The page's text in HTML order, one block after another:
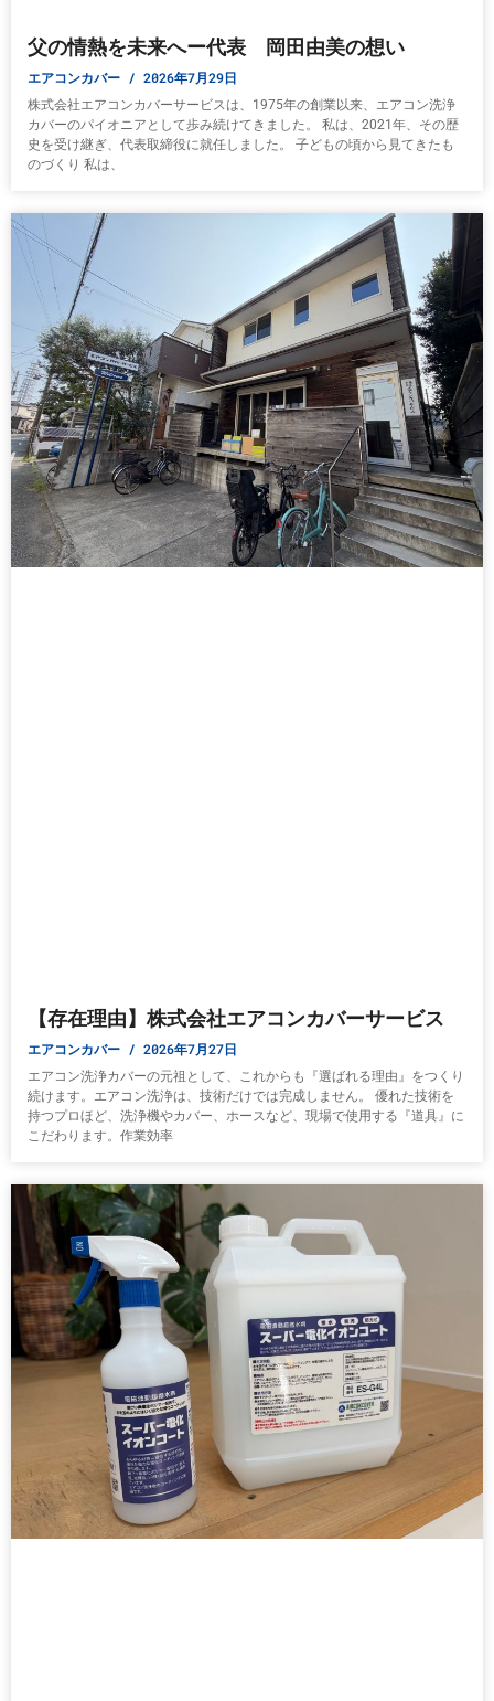
父の情熱を未来へー代表 岡田由美の想い
エアコンカバー 2026年7月29日
株式会社エアコンカバーサービスは、1975年の創業以来、エアコン洗浄
カバーのパイオニアとして歩み続けてきました。 私は、2021年、その歴
史を受け継ぎ、代表取締役に就任しました。 子どもの頃から見てきたも
のづくり 私は、
【存在理由】株式会社エアコンカバーサービス
エアコンカバー 2026年7月27日
エアコン洗浄カバーの元祖として、これからも『選ばれる理由』をつくり
続けます。エアコン洗浄は、技術だけでは完成しません。 優れた技術を
持つプロほど、洗浄機やカバー、ホースなど、現場で使用する『道具』に
こだわります。作業効率